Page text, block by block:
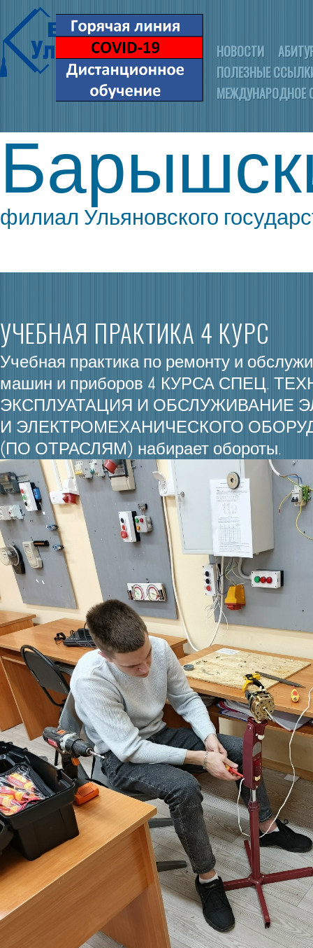
НОВОСТИ
ПОЛЕЗНЫЕ
МЕЖДУНАРОДНОЕ
филиал Ульяновского
УЧЕБНАЯ ПРАКТИКА 4 КУРС
Учебная практика по ремонту и
машин и приборов 4 КУРСА СПЕЦ.
ЭКСПЛУАТАЦИЯ И ОБСЛУЖИВАНИЕ
И ЭЛЕКТРОМЕХАНИЧЕСКОГО
(ПО ОТРАСЛЯМ) набирает обороты.